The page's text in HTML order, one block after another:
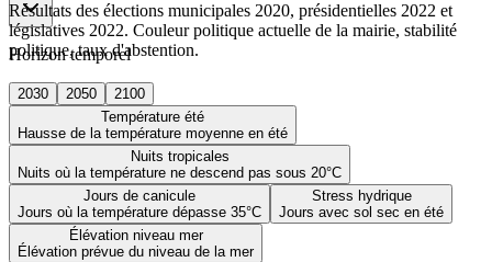
Horizon temporel
2030 2050
2100
Température été
Hausse de la température moyenne en été
Nuits tropicales
Nuits où la température ne descend pas sous 20°C
Jours de canicule
Jours où la température dépasse 35°C
Stress hydrique
Jours avec sol sec en été
Élévation niveau mer
Élévation prévue du niveau de la mer
Résultats des élections municipales 2020, présidentielles 2022 et
législatives 2022. Couleur politique actuelle de la mairie, stabilité
politique, taux d'abstention.